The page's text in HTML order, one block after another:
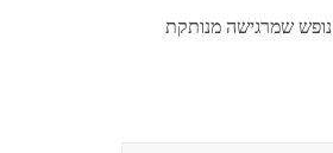
נופש שמרגישה מנותקת